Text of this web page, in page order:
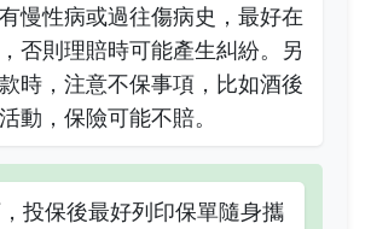
慢性病或過往傷病史，最好在
否則理賠時可能產生糾紛。另
時，注意不保事項，比如酒後
動，保險可能不賠。
投保後最好列印保單隨身攜